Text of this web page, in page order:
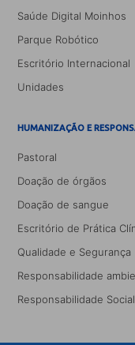
Saúde Digital Moinhos
Parque Robótico
Escritório Internacional
Unidades
HUMANIZAÇÃO E
Pastoral
Doação de órgãos
Doação de sangue
Escritório de Prática
Qualidade e Segurança
Responsabilidade
Responsabilidade Social